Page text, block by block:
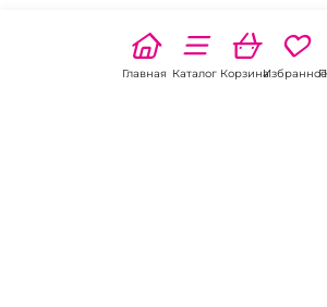
Главная Каталог КорзинаИзбранное